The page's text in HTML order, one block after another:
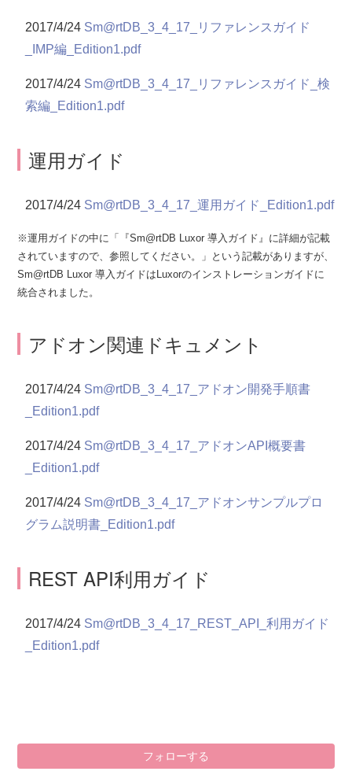
2017/4/24 Sm@rtDB_3_4_17_リファレンスガイド
_IMP編_Edition1.pdf
2017/4/24 Sm@rtDB_3_4_17_リファレンスガイド_検
索編_Edition1.pdf
運用ガイド
2017/4/24 Sm@rtDB_3_4_17_運用ガイド_Edition1.pdf
※運用ガイドの中に「『Sm@rtDB Luxor 導入ガイド』に詳細が記載
されていますので、参照してください。」という記載がありますが、
Sm@rtDB Luxor 導入ガイドはLuxorのインストレーションガイドに
統合されました。
アドオン関連ドキュメント
2017/4/24 Sm@rtDB_3_4_17_アドオン開発手順書
_Edition1.pdf
2017/4/24 Sm@rtDB_3_4_17_アドオンAPI概要書
_Edition1.pdf
2017/4/24 Sm@rtDB_3_4_17_アドオンサンプルプロ
グラム説明書_Edition1.pdf
REST API利用ガイド
2017/4/24 Sm@rtDB_3_4_17_REST_API_利用ガイド
_Edition1.pdf
フォローする